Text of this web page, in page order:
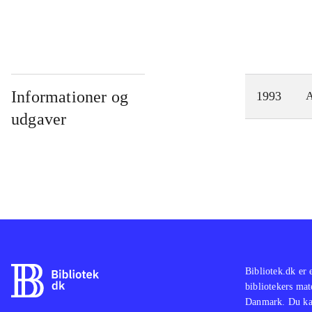
Informationer og
udgaver
1993
Bibliotek.dk er
bibliotekers
Danmark. Du